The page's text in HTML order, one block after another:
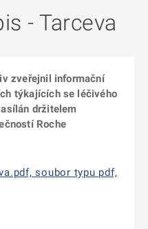
- Tarceva
zveřejnil informační
týkajících se léčivého
držitelem
Roche
soubor typu pdf,